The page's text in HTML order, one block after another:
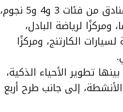
وتتضمن المشروعات المطروحة قطاع الضيافة بإنشاء فنادق من فئات 3 و4 و5 نجوم،
لرياضة البادل،
الكارتنج، ومركزًا
تطوير الأحياء الذكية،
إلى جانب طرح أربع